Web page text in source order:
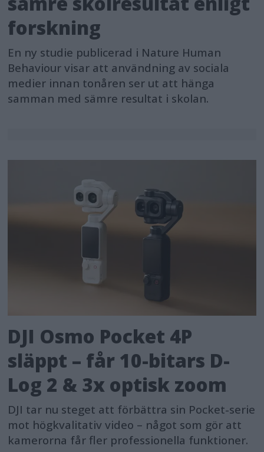
forskning
En ny studie publicerad i Nature Human
Behaviour visar att användning av sociala
medier innan tonåren ser ut att hänga
samman med sämre resultat i skolan.
DJI Osmo Pocket 4P
släppt – får 10-bitars D-
Log 2 & 3x optisk zoom
DJI tar nu steget att förbättra sin Pocket-serie
mot högkvalitativ video – något som gör att
kamerorna får fler professionella funktioner.